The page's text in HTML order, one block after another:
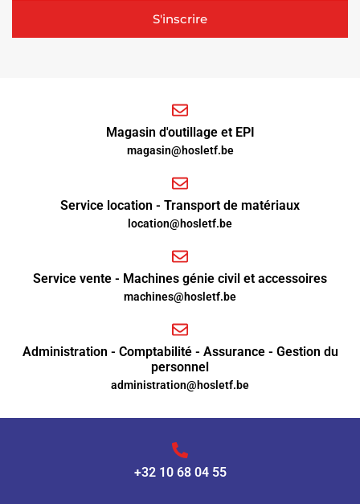
S'inscrire
Magasin d'outillage et EPI
magasin@hosletf.be
Service location - Transport de matériaux
location@hosletf.be
Service vente - Machines génie civil et accessoires
machines@hosletf.be
Administration - Comptabilité - Assurance - Gestion du
personnel
administration@hosletf.be
+32 10 68 04 55